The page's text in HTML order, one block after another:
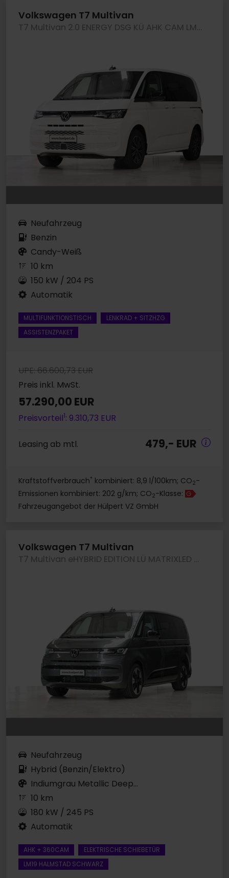
Volkswagen T7 Multivan
T7 Multivan 2.0 ENERGY DSG KÜ AHK CAM LM17 LED
Neufahrzeug
Benzin
Candy-Weiß
10 km
150 kW / 204 PS
Automatik
MULTIFUNKTIONSTISCH
LENKRAD + SITZHZG
ASSISTENZPAKET
UPE: 66.600,73 EUR
Preis inkl. MwSt.
57.290,00 EUR
Preisvorteil1: 9.310,73 EUR
Leasing ab mtl. 479,- EUR
Kraftstoffverbrauch* kombiniert: 8,9 l/100km; CO2-
Emissionen kombiniert: 202 g/km; CO2-Klasse: G
Fahrzeugangebot der Hülpert VZ GmbH
Volkswagen T7 Multivan
T7 Multivan eHYBRID EDITION LÜ MATRIXLED eSITZE
Neufahrzeug
Hybrid (Benzin/Elektro)
Indiumgrau Metallic Deep...
10 km
180 kW / 245 PS
Automatik
AHK + 360CAM
ELEKTRISCHE SCHIEBETÜR
LM19 HALMSTAD SCHWARZ